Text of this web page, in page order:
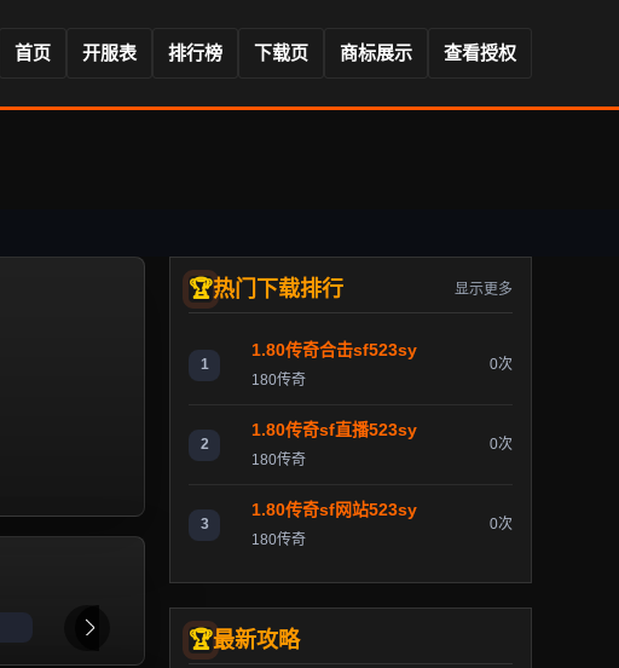
首页 开服表 排行榜 下载页 商标展示 查看授权
热门下载排行 显示更多
1
1.80传奇合击sf523sy
180传奇
0次
2
1.80传奇sf直播523sy
180传奇
0次
3
1.80传奇sf网站523sy
180传奇
0次
最新攻略